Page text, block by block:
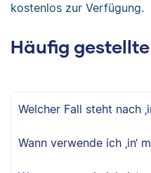
kostenlos zur Verfügung.
Häufig
Welcher Fall steht nach
Wann verwende ich ‚in‘